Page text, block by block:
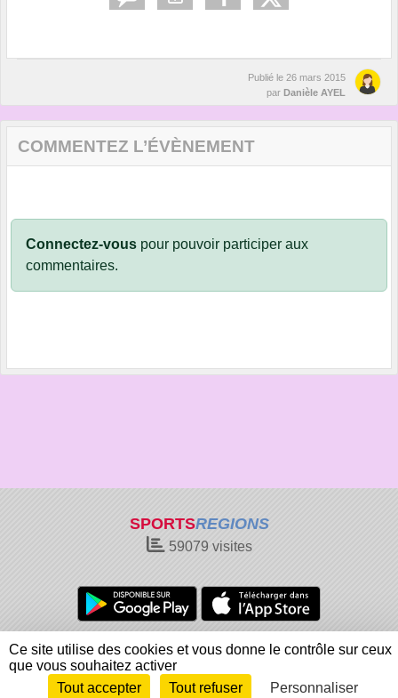
Publié le 26 mars 2015
par Danièle AYEL
COMMENTEZ L’ÉVÈNEMENT
Connectez-vous pour pouvoir participer aux
commentaires.
SPORTSREGIONS
59079 visites
Charte cookies
Gestion des cookies
Informations légales
Signaler un contenu inapproprié
Envie de participer ?
Connexion
Ce site utilise des cookies et vous donne le contrôle sur ceux
que vous souhaitez activer
Tout accepter
Tout refuser Personnaliser